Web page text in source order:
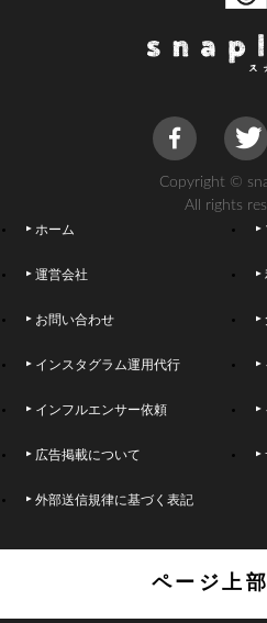
Copyright ©
All rights
ホーム
運営会社
お問い合わせ
インスタグラム運用代行
インフルエンサー依頼
広告掲載について
外部送信規律に基づく表記
ページ上